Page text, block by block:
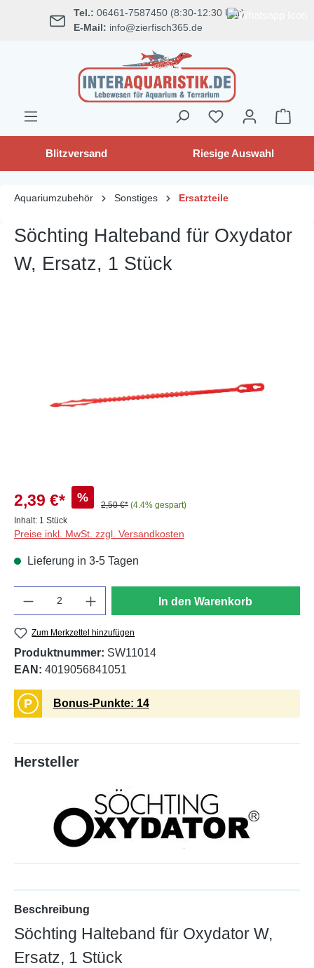
springen Tel.: 06461-7587450 (8:30-12:30 Uhr)
E-Mail: info@zierfisch365.de
Blitzversand Riesige Auswahl
Aquariumzubehör Sonstiges Ersatzteile
Söchting Halteband für Oxydator
W, Ersatz, 1 Stück
2,39 €* %
2,50 €* (4.4% gespart)
Inhalt: 1 Stück
Preise inkl. MwSt. zzgl. Versandkosten
Lieferung in 3-5 Tagen
In den Warenkorb
Zum Merkzettel hinzufügen
Produktnummer: SW11014
EAN: 4019056841051
P Bonus-Punkte: 14
Hersteller
Beschreibung
Söchting Halteband für Oxydator W,
Ersatz, 1 Stück